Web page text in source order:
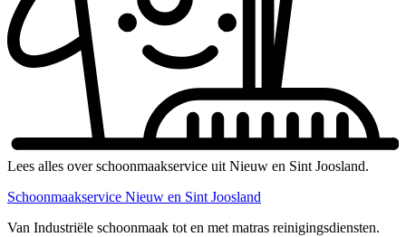
Lees alles over schoonmaakservice uit Nieuw en Sint Joosland.
Schoonmaakservice Nieuw en Sint Joosland
Van Industriële schoonmaak tot en met matras reinigingsdiensten.